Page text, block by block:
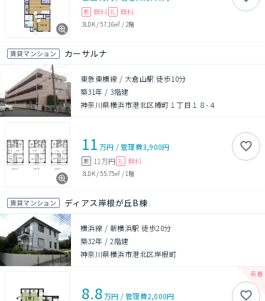
敷 無料 礼 無料
3LDK/57.16㎡ / 2階
賃貸マンション カーサルナ
東急東横線 / 大倉山駅 徒歩10分
築31年 / 3階建
神奈川県横浜市港北区樽町１丁目１８-４
11 万円 /管理費3,900円
敷 11万円 礼 無料
3LDK/55.75㎡ / 1階
賃貸マンション ディアス岸根が丘B棟
横浜線 / 新横浜駅 徒歩20分
築32年 /2階建
神奈川県横浜市港北区岸根町
8.8万円 /管理費2,000円